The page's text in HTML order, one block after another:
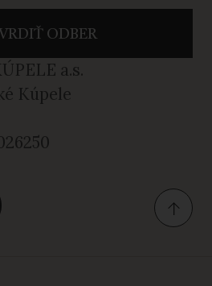
ODBER
a.s.
Kúpele